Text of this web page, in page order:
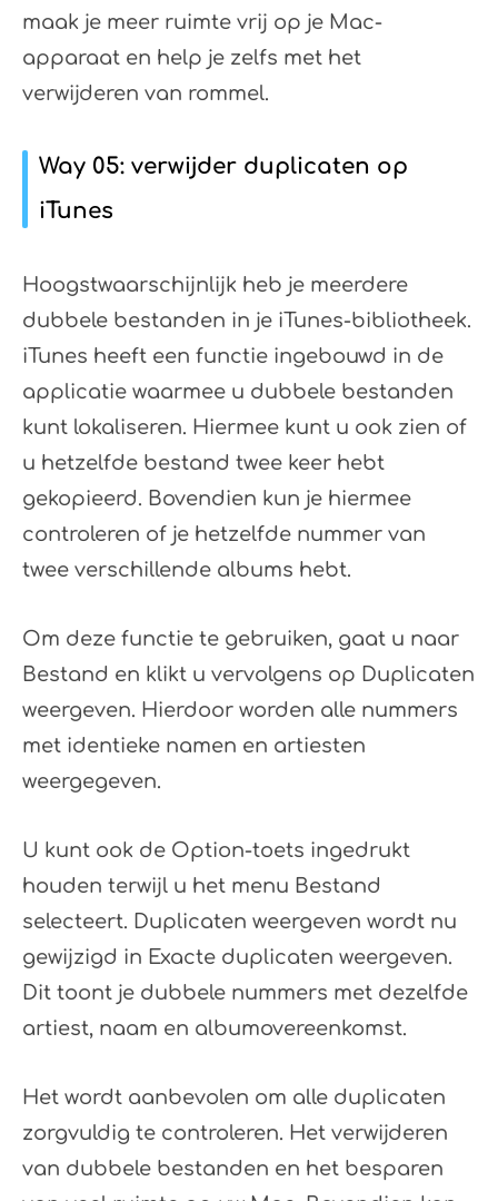
maak je meer ruimte vrij op je Mac-
apparaat en help je zelfs met het
verwijderen van rommel.
Way 05: verwijder duplicaten op
iTunes
Hoogstwaarschijnlijk heb je meerdere
dubbele bestanden in je iTunes-bibliotheek.
iTunes heeft een functie ingebouwd in de
applicatie waarmee u dubbele bestanden
kunt lokaliseren. Hiermee kunt u ook zien of
u hetzelfde bestand twee keer hebt
gekopieerd. Bovendien kun je hiermee
controleren of je hetzelfde nummer van
twee verschillende albums hebt.
Om deze functie te gebruiken, gaat u naar
Bestand en klikt u vervolgens op Duplicaten
weergeven. Hierdoor worden alle nummers
met identieke namen en artiesten
weergegeven.
U kunt ook de Option-toets ingedrukt
houden terwijl u het menu Bestand
selecteert. Duplicaten weergeven wordt nu
gewijzigd in Exacte duplicaten weergeven.
Dit toont je dubbele nummers met dezelfde
artiest, naam en albumovereenkomst.
Het wordt aanbevolen om alle duplicaten
zorgvuldig te controleren. Het verwijderen
van dubbele bestanden en het besparen